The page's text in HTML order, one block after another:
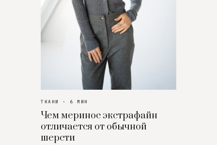
ТКАНИ · 6 МИН
Чем меринос экстрафайн
отличается от обычной
шерсти